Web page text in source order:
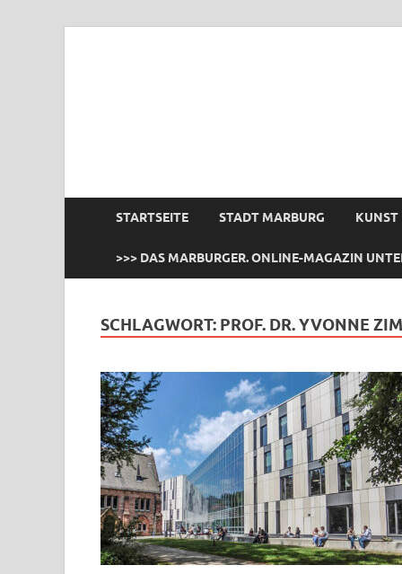
STARTSEITE STADT MARBURG KUNST
>>> DAS MARBURGER. ONLINE-MAGAZIN
SCHLAGWORT: PROF. DR. YVONNE